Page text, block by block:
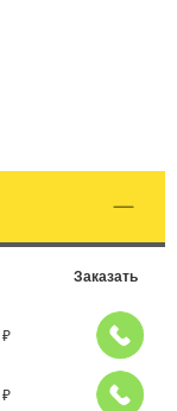
Заказать
₽
₽